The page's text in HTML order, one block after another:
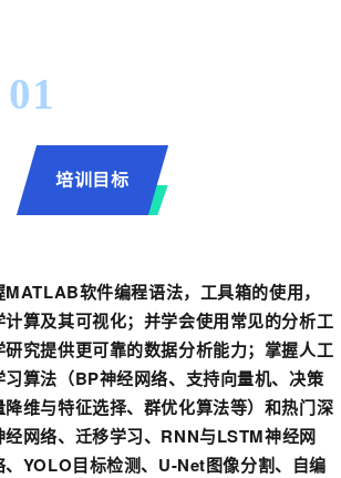
01
培训目标
软件编程语法，工具箱的使用，
算及其可视化；并学会使用常见的分析工
究提供更可靠的数据分析能力；掌握人工
算法（BP神经网络、支持向量机、决策
维与特征选择、群优化算法等）和热门深
网络、迁移学习、RNN与LSTM神经网
YOLO目标检测、U-Net图像分割、自编